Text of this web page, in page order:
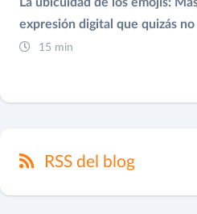
expresión digital que quizás
15 min
RSS del blog